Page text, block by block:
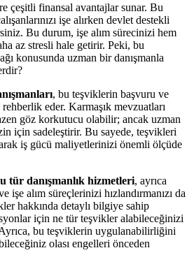
çeşitli finansal avantajlar sunar. Bu
işe alırken devlet destekli
Bu durum, işe alım sürecinizi hem
az stresli hale getirir. Peki, bu
konusunda uzman bir danışmanla
, bu teşviklerin başvuru ve
eder. Karmaşık mevzuatları
göz korkutucu olabilir; ancak uzman
için sadeleştirir. Bu sayede, teşvikleri
iş gücü maliyetlerinizi önemli ölçüde
tür danışmanlık hizmetleri, ayrıca
işe alım süreçlerinizi hızlandırmanızı da
hakkında detaylı bilgiye sahip
için ne tür teşvikler alabileceğinizi
bu teşviklerin uygulanabilirliğini
olası engelleri önceden